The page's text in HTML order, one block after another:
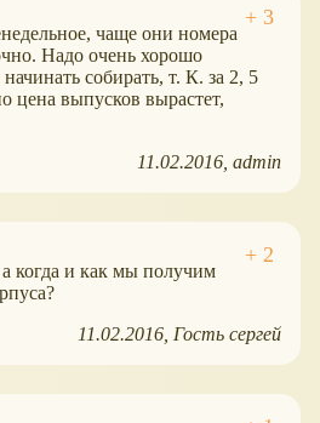
чаще они номера
Надо очень хорошо
собирать, т. К. за 2, 5
цена выпусков вырастет,
11.02.2016 admin
когда и как мы получим
11.02.2016 Гость сергей